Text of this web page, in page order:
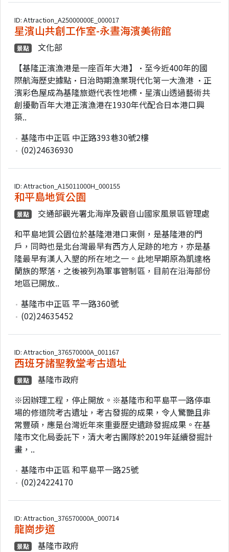
ID: Attraction_A25000000E_000017
星濱山共創工作室-永晝海濱美術館
景點
文化部
【基隆正濱漁港是一座百年大港】•至今近400年的國
際航海歷史據點•日治時期漁業現代化第一大漁港 •正
濱彩色屋成為基隆旅遊代表性地標•星濱山透過藝術共
創擾動百年大港正濱漁港在1930年代配合日本港口興
築..
基隆市中正區 中正路393巷30號2樓
(02)24636930
ID: Attraction_A15011000H_000155
和平島地質公園
景點
交通部觀光署北海岸及觀音山國家風景區管理處
和平島地質公園位於基隆港港口東側，是基隆港的門
戶，同時也是北台灣最早有西方人足跡的地方，亦是基
隆最早有漢人入墾的所在地之一。此地早期原為凱達格
蘭族的聚落，之後被列為軍事管制區，目前在沿海部份
地區已開放..
基隆市中正區 平一路360號
(02)24635452
ID: Attraction_376570000A_001167
西班牙諸聖教堂考古遺址
景點
基隆市政府
※因辦理工程，停止開放。※基隆市和平島平一路停車
場的修道院考古遺址，考古發掘的成果，令人驚艷且非
常豐碩，應是台灣近年來重要歷史遺跡發掘成果。在基
隆市文化局委託下，清大考古團隊於2019年延續發掘計
畫，..
基隆市中正區 和平島平一路25號
(02)24224170
ID: Attraction_376570000A_000714
龍崗步道
景點
基隆市政府